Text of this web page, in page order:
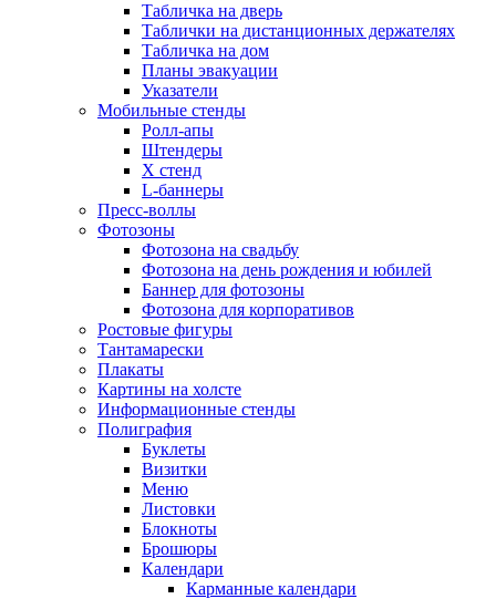
Табличка на дверь
Таблички на дистанционных держателях
Табличка на дом
Планы эвакуации
Указатели
Мобильные стенды
Ролл-апы
Штендеры
Х стенд
L-баннеры
Пресс-воллы
Фотозоны
Фотозона на свадьбу
Фотозона на день рождения и юбилей
Баннер для фотозоны
Фотозона для корпоративов
Ростовые фигуры
Тантамарески
Плакаты
Картины на холсте
Информационные стенды
Полиграфия
Буклеты
Визитки
Меню
Листовки
Блокноты
Брошюры
Календари
Карманные календари